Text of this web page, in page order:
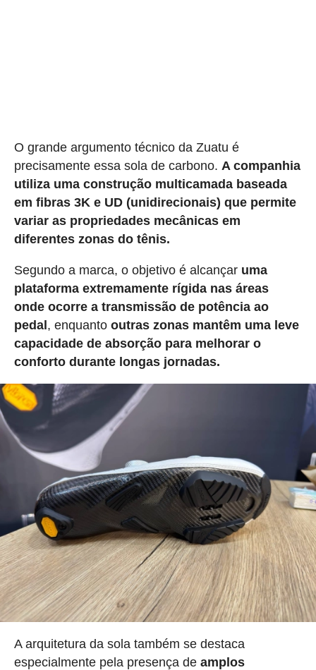
O grande argumento técnico da Zuatu é
precisamente essa sola de carbono. A companhia
utiliza uma construção multicamada baseada
em fibras 3K e UD (unidirecionais) que permite
variar as propriedades mecânicas em
diferentes zonas do tênis.
Segundo a marca, o objetivo é alcançar uma
plataforma extremamente rígida nas áreas
onde ocorre a transmissão de potência ao
pedal , enquanto outras zonas mantêm uma leve
capacidade de absorção para melhorar o
conforto durante longas jornadas.
A arquitetura da sola também se destaca
especialmente pela presença de amplos